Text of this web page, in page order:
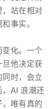
，站在相对
事实。
变化。一个
他决定获
时，会立
，AI 浪潮还
唯有真的